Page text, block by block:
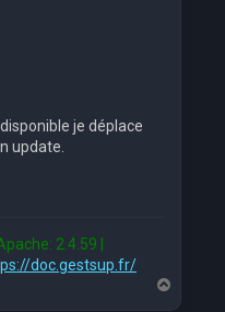
je déplace
update.
2.4.59 |
doc.gestsup.fr/
a